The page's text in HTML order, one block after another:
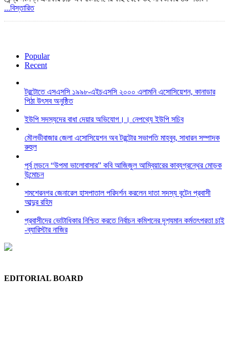
...বিস্তারিত
Popular
Recent
টরন্টোতে এসএসসি ১৯৯৮-এইচএসসি ২০০০ এলামনি এসোসিয়েশন, কানাডার
পিঠা উৎসব অনুষ্ঠিত
ইউপি সদস্যদের বাধা দেয়ার অভিযোগ।। নেপথ্যে ইউপি সচিব
মৌলভীবাজার জেলা এসোসিয়েশন অব টরন্টোর সভাপতি মাহবুব, সাধারন সম্পাদক
রুহুল
পূর্ব লন্ডনে “উপমা ভালোবাসার” কবি আজিজুল আম্বিয়ারের কাব্যগ্রন্থের মোড়ক
উন্মোচন
শমশেরনগর জেনারেল হাসপাতাল পরিদর্শন করলেন দাতা সদস্য বৃটেন প্রবাসী
আব্দুর রহিম
প্রবাসীদের ভোটাধিকার নিশ্চিত করতে নির্বাচন কমিশনের দৃশ‍্যমান কর্মতৎপরতা চাই
-ব্যারিস্টার নাজির
EDITORIAL BOARD